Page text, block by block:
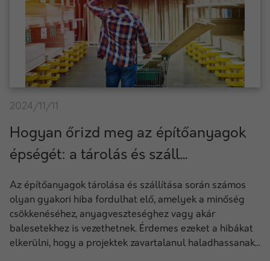
2024/11/11
Hogyan őrizd meg az építőanyagok
épségét: a tárolás és száll...
Az építőanyagok tárolása és szállítása során számos
olyan gyakori hiba fordulhat elő, amelyek a minőség
csökkenéséhez, anyagveszteséghez vagy akár
balesetekhez is vezethetnek. Érdemes ezeket a hibákat
elkerülni, hogy a projektek zavartalanul haladhassanak...